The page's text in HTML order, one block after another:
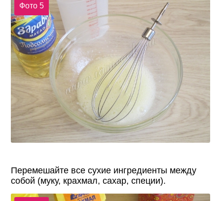
Фото 5
Перемешайте все сухие ингредиенты между
собой (муку, крахмал, сахар, специи).